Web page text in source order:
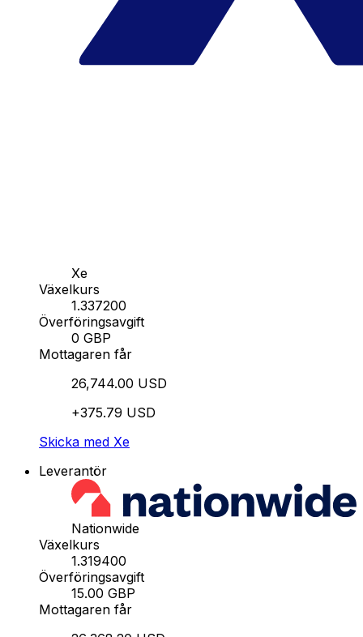
Xe
Växelkurs
1.337200
Överföringsavgift
0 GBP
Mottagaren får
26,744.00 USD
+375.79 USD
Skicka med Xe
Leverantör
Nationwide
Växelkurs
1.319400
Överföringsavgift
15.00 GBP
Mottagaren får